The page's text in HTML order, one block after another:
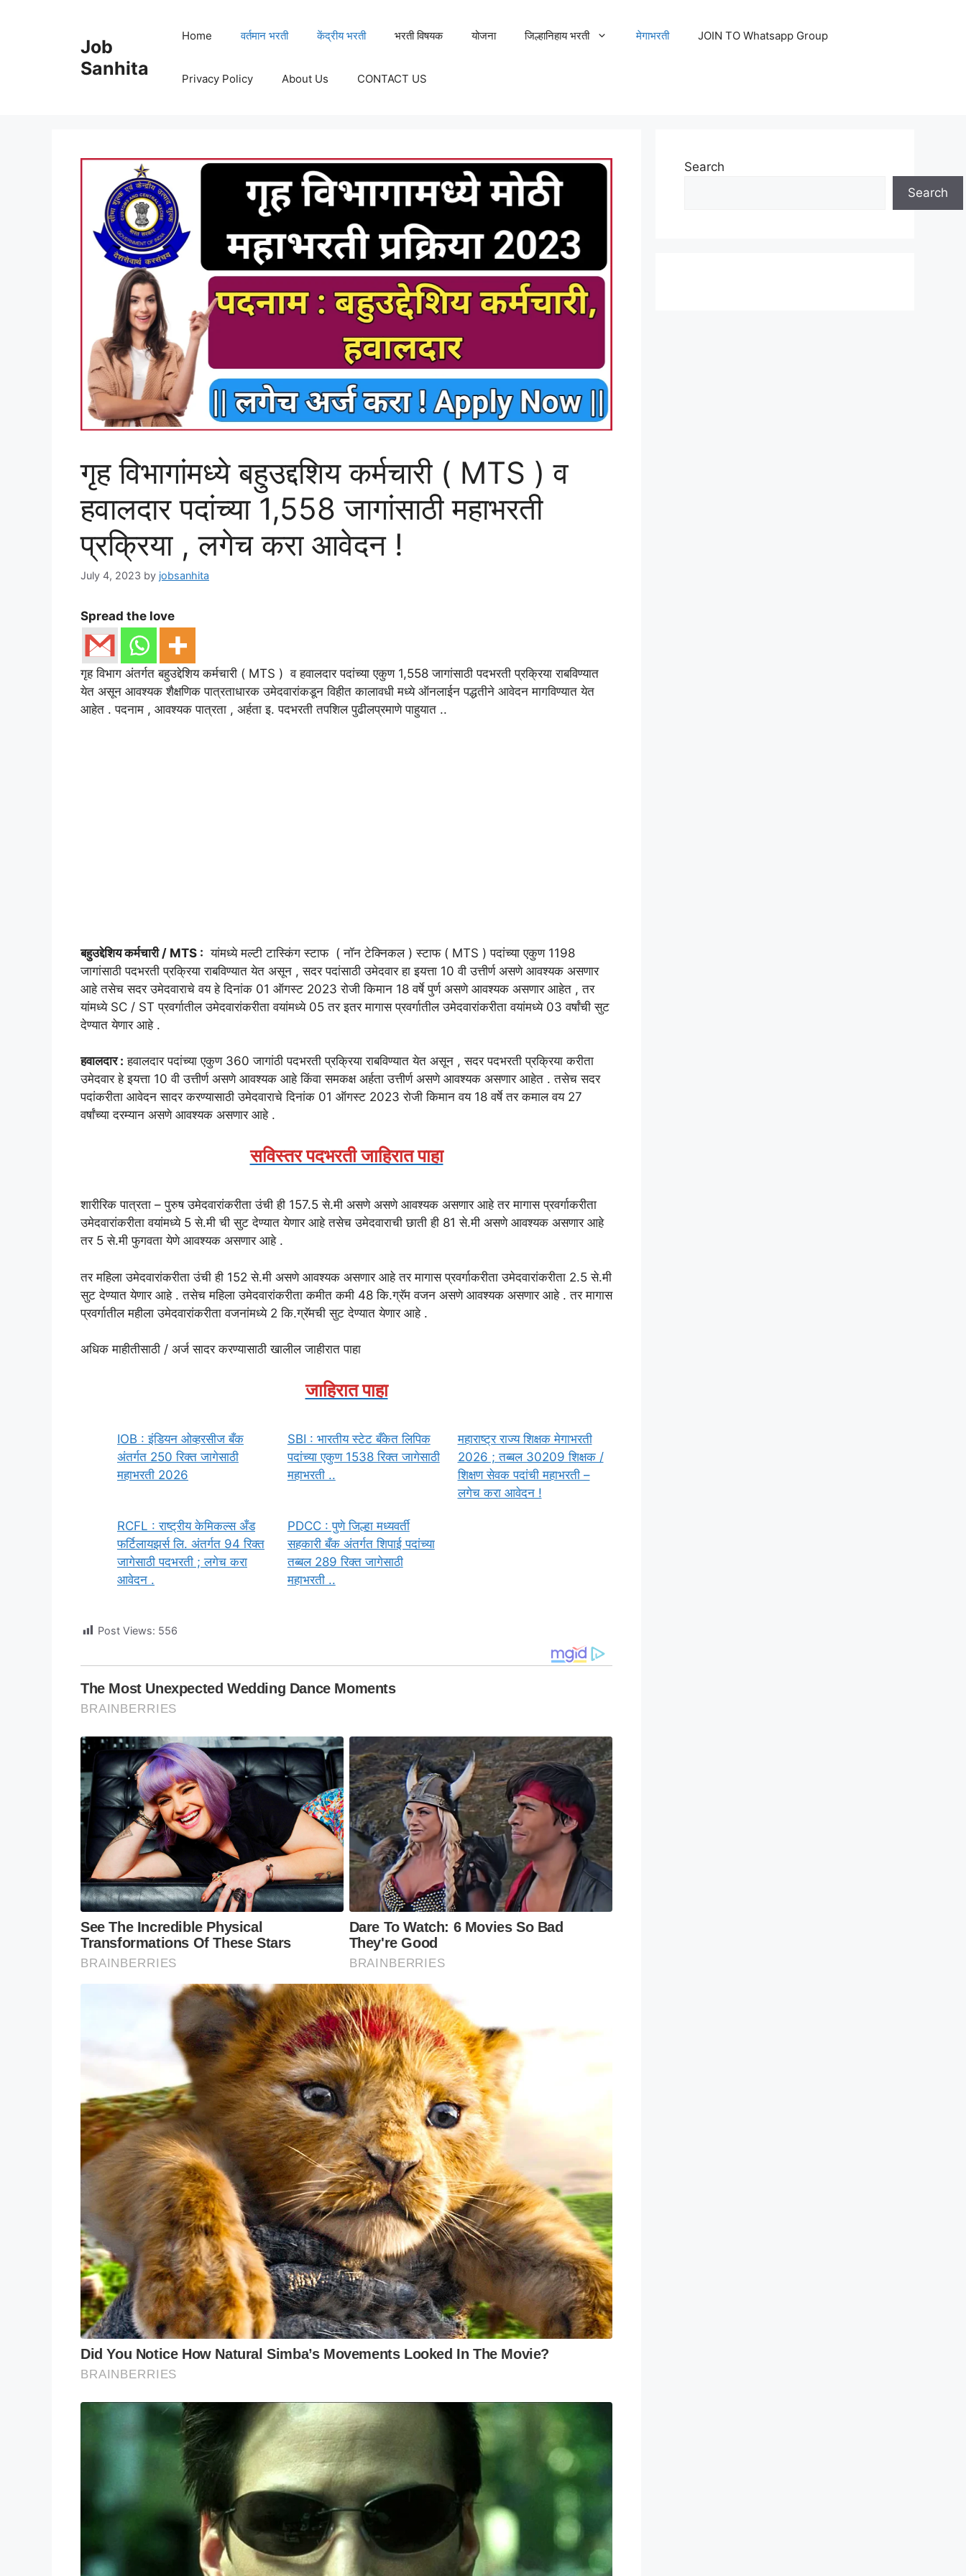
Job
Sanhita
Home वर्तमान भरती केंद्रीय भरती भरती विषयक योजना जिल्हानिहाय भरती मेगाभरती JOIN TO Whatsapp Group
Privacy Policy About Us CONTACT US
गृह विभागांमध्ये बहुउद्दशिय कर्मचारी ( MTS ) व
हवालदार पदांच्या 1,558 जागांसाठी महाभरती
प्रक्रिया , लगेच करा आवेदन !
July 4, 2023 by jobsanhita
Spread the love
गृह विभाग अंतर्गत बहुउद्देशिय कर्मचारी ( MTS ) व हवालदार पदांच्या एकुण 1,558 जागांसाठी पदभरती प्रक्रिया राबविण्यात
येत असून आवश्यक शैक्षणिक पात्रताधारक उमेदवारांकडून विहीत कालावधी मध्ये ऑनलाईन पद्धतीने आवेदन मागविण्यात येत
आहेत . पदनाम , आवश्यक पात्रता , अर्हता इ. पदभरती तपशिल पुढीलप्रमाणे पाहुयात ..
बहुउद्देशिय कर्मचारी / MTS : यांमध्ये मल्टी टास्किंग स्टाफ ( नॉन टेक्निकल ) स्टाफ ( MTS ) पदांच्या एकुण 1198
जागांसाठी पदभरती प्रक्रिया राबविण्यात येत असून , सदर पदांसाठी उमेदवार हा इयत्ता 10 वी उत्तीर्ण असणे आवश्यक असणार
आहे तसेच सदर उमेदवाराचे वय हे दिनांक 01 ऑगस्ट 2023 रोजी किमान 18 वर्षे पुर्ण असणे आवश्यक असणार आहेत , तर
यांमध्ये SC / ST प्रवर्गातील उमेदवारांकरीता वयांमध्ये 05 तर इतर मागास प्रवर्गातील उमेदवारांकरीता वयांमध्ये 03 वर्षांची सुट
देण्यात येणार आहे .
हवालदार : हवालदार पदांच्या एकुण 360 जागांठी पदभरती प्रक्रिया राबविण्यात येत असून , सदर पदभरती प्रक्रिया करीता
उमेदवार हे इयत्ता 10 वी उत्तीर्ण असणे आवश्यक आहे किंवा समकक्ष अर्हता उत्तीर्ण असणे आवश्यक असणार आहेत . तसेच सदर
पदांकरीता आवेदन सादर करण्यासाठी उमेदवाराचे दिनांक 01 ऑगस्ट 2023 रोजी किमान वय 18 वर्षे तर कमाल वय 27
वर्षांच्या दरम्यान असणे आवश्यक असणार आहे .
सविस्तर पदभरती जाहिरात पाहा
शारीरिक पात्रता – पुरुष उमेदवारांकरीता उंची ही 157.5 से.मी असणे असणे आवश्यक असणार आहे तर मागास प्रवर्गाकरीता
उमेदवारांकरीता वयांमध्ये 5 से.मी ची सुट देण्यात येणार आहे तसेच उमेदवाराची छाती ही 81 से.मी असणे आवश्यक असणार आहे
तर 5 से.मी फुगवता येणे आवश्यक असणार आहे .
तर महिला उमेदवारांकरीता उंची ही 152 से.मी असणे आवश्यक असणार आहे तर मागास प्रवर्गाकरीता उमेदवारांकरीता 2.5 से.मी
सुट देण्यात येणार आहे . तसेच महिला उमेदवारांकरीता कमीत कमी 48 कि.ग्रॅम वजन असणे आवश्यक असणार आहे . तर मागास
प्रवर्गातील महीला उमेदवारांकरीता वजनांमध्ये 2 कि.ग्रॅमची सुट देण्यात येणार आहे .
अधिक माहीतीसाठी / अर्ज सादर करण्यासाठी खालील जाहीरात पाहा
जाहिरात पाहा
IOB : इंडियन ओव्हरसीज बँक
अंतर्गत 250 रिक्त जागेसाठी
महाभरती 2026
SBI : भारतीय स्टेट बँकेत लिपिक
पदांच्या एकुण 1538 रिक्त जागेसाठी
महाभरती ..
महाराष्ट्र राज्य शिक्षक मेगाभरती
2026 ; तब्बल 30209 शिक्षक /
शिक्षण सेवक पदांची महाभरती –
लगेच करा आवेदन !
RCFL : राष्ट्रीय केमिकल्स अँड
फर्टिलायझर्स लि. अंतर्गत 94 रिक्त
जागेसाठी पदभरती ; लगेच करा
आवेदन .
PDCC : पुणे जिल्हा मध्यवर्ती
सहकारी बँक अंतर्गत शिपाई पदांच्या
तब्बल 289 रिक्त जागेसाठी
महाभरती ..
Post Views: 556
Search
Search